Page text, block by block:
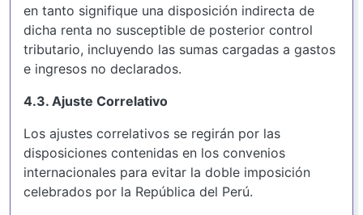
en tanto signifique una disposición indirecta de
dicha renta no susceptible de posterior control
tributario, incluyendo las sumas cargadas a gastos
e ingresos no declarados.
4.3. Ajuste Correlativo
Los ajustes correlativos se regirán por las
disposiciones contenidas en los convenios
internacionales para evitar la doble imposición
celebrados por la República del Perú.